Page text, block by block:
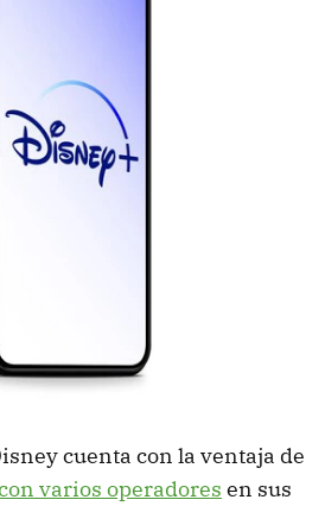
cuenta con la ventaja de
varios operadores en sus